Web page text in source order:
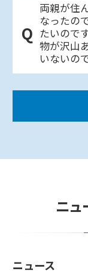
両親が住
なったの
たいので
物が沢山
いないの
ニュ
ニュース